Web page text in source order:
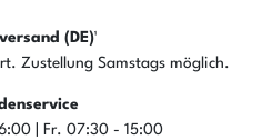
(DE)¹
Zustellung Samstags möglich.
| Fr. 07:30 - 15:00